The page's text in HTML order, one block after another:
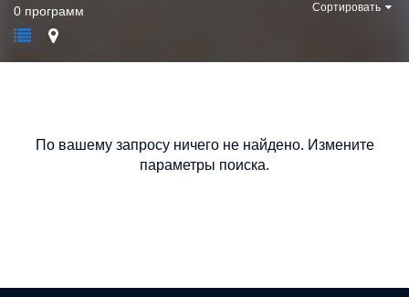
0 программ Сортировать
По вашему запросу ничего не найдено. Измените
параметры поиска.